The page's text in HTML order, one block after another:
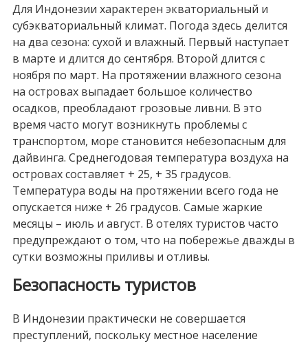
Для Индонезии характерен экваториальный и
субэкваториальный климат. Погода здесь делится
на два сезона: сухой и влажный. Первый наступает
в марте и длится до сентября. Второй длится с
ноября по март. На протяжении влажного сезона
на островах выпадает большое количество
осадков, преобладают грозовые ливни. В это
время часто могут возникнуть проблемы с
транспортом, море становится небезопасным для
дайвинга. Среднегодовая температура воздуха на
островах составляет + 25, + 35 градусов.
Температура воды на протяжении всего года не
опускается ниже + 26 градусов. Самые жаркие
месяцы – июль и август. В отелях туристов часто
предупреждают о том, что на побережье дважды в
сутки возможны приливы и отливы.
Безопасность туристов
В Индонезии практически не совершается
преступлений, поскольку местное население